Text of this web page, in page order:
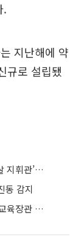
.
지난해에 약
규로 설립됐
러 모스크바 고급식당 폭탄 공격…‘부차 학살 지휘관’ 노렸나
동 감지
인도 ‘바퀴벌레당’ 청년들에 백기 든 모디…교육장관 사퇴